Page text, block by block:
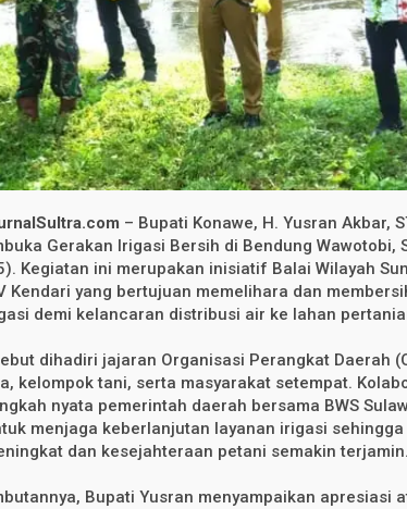
I
r
i
g
a
s
i
B
e
i
h
d
B
e
u
n
W
a
o
o
– Bupati Konawe, H. Yusran Akbar,
Gerakan Irigasi Bersih di Bendung Wawotobi,
Kegiatan ini merupakan inisiatif Balai Wilayah
Kendari yang bertujuan memelihara dan
demi kelancaran distribusi air ke lahan
dihadiri jajaran Organisasi Perangkat Daerah
kelompok tani, serta masyarakat setempat.
nyata pemerintah daerah bersama BWS
menjaga keberlanjutan layanan irigasi
dan kesejahteraan petani semakin
Bupati Yusran menyampaikan apresiasi